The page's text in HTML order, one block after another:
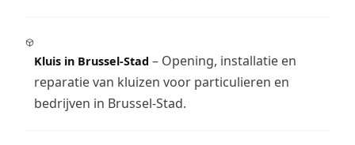
Kluis in Brussel-Stad – Opening, installatie en
reparatie van kluizen voor particulieren en
bedrijven in Brussel-Stad.